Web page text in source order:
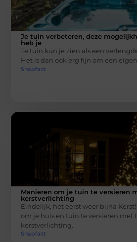
Je tuin verbeteren, deze
heb je
Je tuin kun je zien als een
Het is dan ook erg fijn om een eigen
Snapfact
Manieren om je tuin te versieren
kerstverlichting
Eindelijk, het eerst weer bijna
om je huis en tuin te versieren met
kerstverlichting.
Snapfact